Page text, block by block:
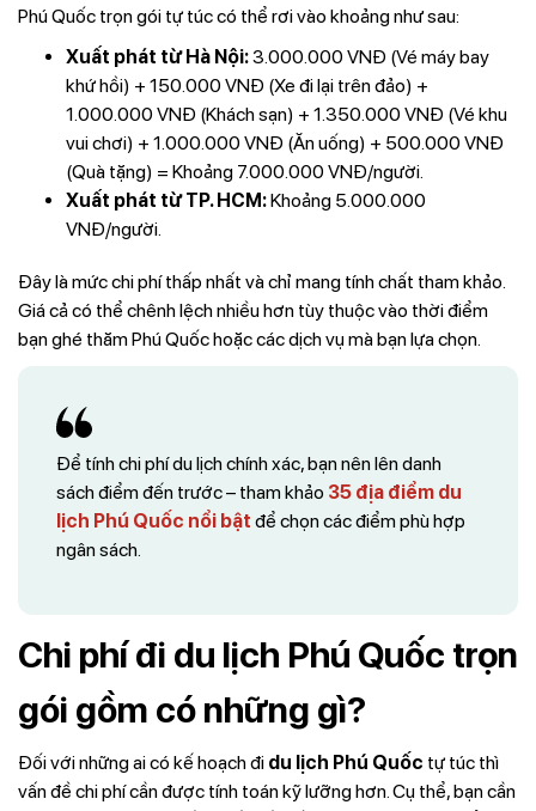
Phú Quốc trọn gói tự túc có thể rơi vào khoảng như sau:
Xuất phát từ Hà Nội:3.000.000 VNĐ (Vé máy bay
khứ hồi) + 150.000 VNĐ (Xe đi lại trên đảo) +
1.000.000 VNĐ (Khách sạn) + 1.350.000 VNĐ (Vé khu
vui chơi) + 1.000.000 VNĐ (Ăn uống) + 500.000 VNĐ
(Quà tặng) = Khoảng 7.000.000 VNĐ/người.
Xuất phát từ TP. HCM:Khoảng 5.000.000
VNĐ/người.
Đây là mức chi phí thấp nhất và chỉ mang tính chất tham khảo.
Giá cả có thể chênh lệch nhiều hơn tùy thuộc vào thời điểm
bạn ghé thăm Phú Quốc hoặc các dịch vụ mà bạn lựa chọn.
Để tính chi phí du lịch chính xác, bạn nên lên danh
sách điểm đến trước – tham khảo 35 địa điểm du
lịch Phú Quốc nổi bật để chọn các điểm phù hợp
ngân sách.
Chi phí đi du lịch Phú Quốc trọn
gói gồm có những gì?
Đối với những ai có kế hoạch đi du lịch Phú Quốc tự túc thì
vấn đề chi phí cần được tính toán kỹ lưỡng hơn. Cụ thể, bạn cần